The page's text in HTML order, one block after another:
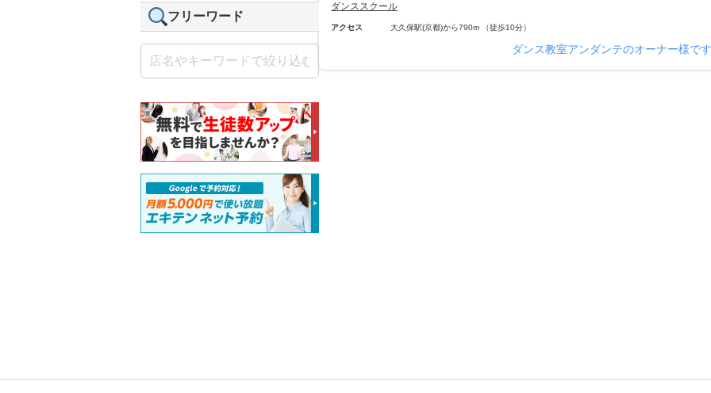
ダンススクール
アクセス 大久保駅(京都)から790m （徒歩10分）
ダンス教室アンダンテのオーナー様で
フリーワード